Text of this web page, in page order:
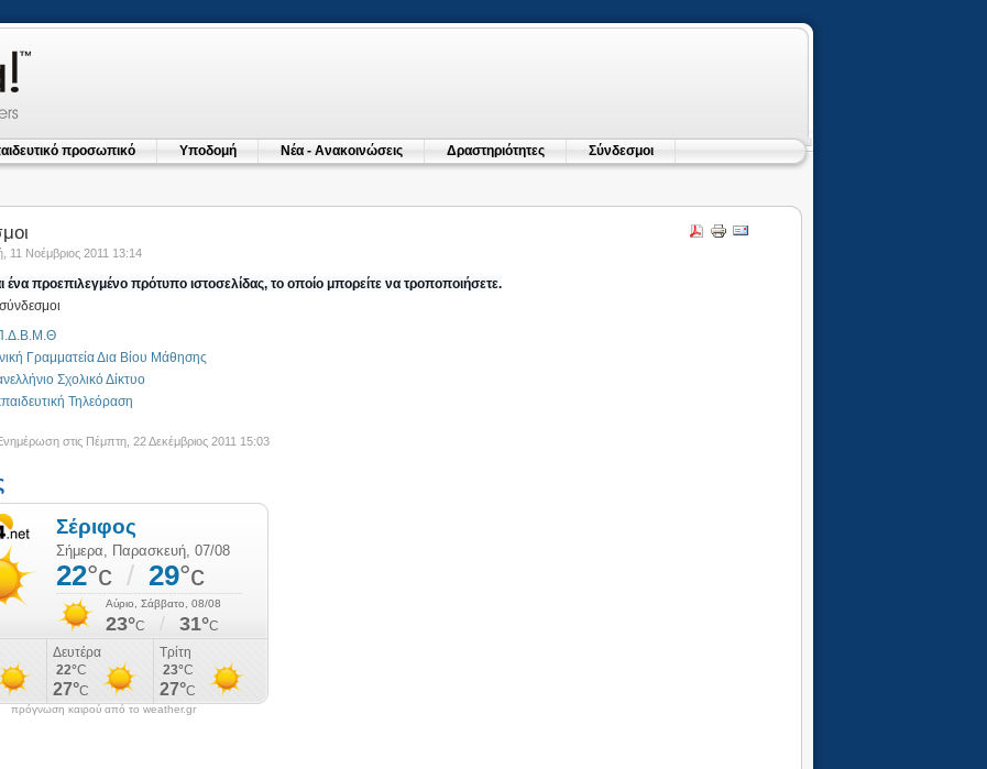
προσωπικό Υποδομή Νέα - Ανακοινώσεις Δραστηριότητες
Σύνδεσμοι
11 Νοέμβριος 2011 13:14
ένα προεπιλεγμένο πρότυπο ιστοσελίδας, το οποίο μπορείτε να τροποποιήσετε.
Γραμματεία Δια Βίου Μάθησης
Σχολικό Δίκτυο
Τηλεόραση
στις Πέμπτη, 22 Δεκέμβριος 2011 15:03
πρόγνωση καιρού από το weather.gr